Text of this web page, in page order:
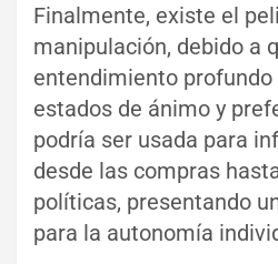
Finalmente, existe el
manipulación, debido a
entendimiento
estados de ánimo y
podría ser usada para
desde las compras
políticas, presentando
para la autonomía